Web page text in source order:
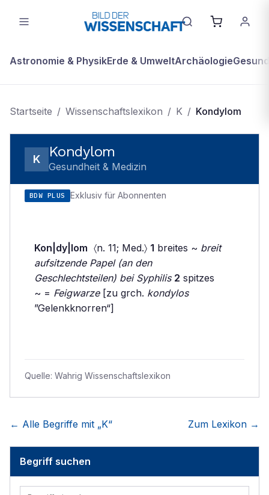
Astronomie & PhysikErde & UmweltArchäologie
Startseite / Wissenschaftslexikon / K / Kondylom
K Kondylom
Gesundheit & Medizin
BDW PLUS Exklusiv für Abonnenten
Kon|dy|lom 〈n. 11; Med.〉 1 breites ~ breit
aufsitzende Papel (an den
Geschlechtsteilen) bei Syphilis 2 spitzes
~ = Feigwarze[zu grch. kondylos
”Gelenkknorren“]
Quelle: Wahrig Wissenschaftslexikon
← Alle Begriffe mit „K“ Zum Lexikon →
Begriff suchen